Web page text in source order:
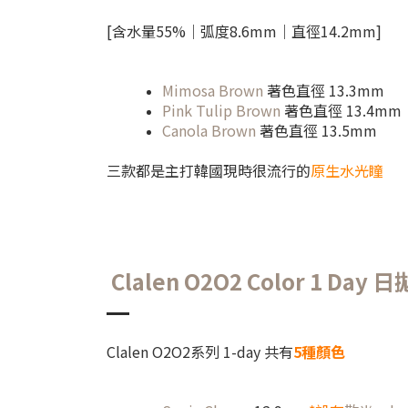
[含水量55%｜弧度8.6mm｜直徑14.2mm]
Mimosa Brown 著色直徑 13.3mm
Pink Tulip Brown 著色直徑 13.4mm
Canola Brown 著色直徑 13.5mm
三款都是主打韓國現時很流行的原生水光瞳
Clalen O2O2 Color 1 Day 日
Clalen O2O2系列 1-day 共有5種顏色